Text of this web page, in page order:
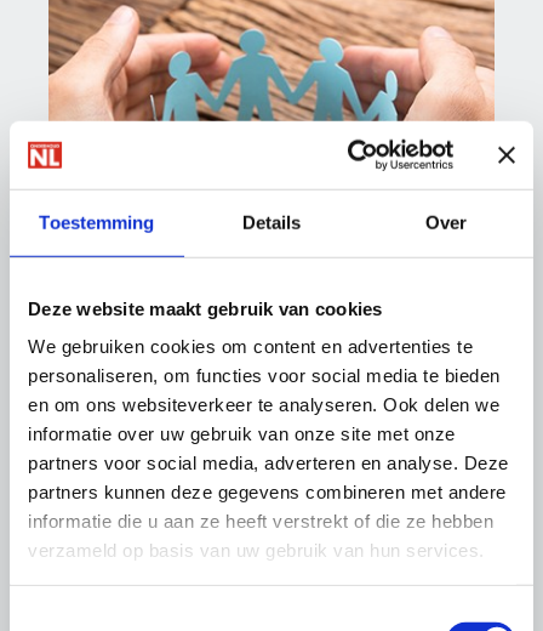
Toestemming Details Over
Deze website maakt gebruik van cookies
We gebruiken cookies om content en advertenties te
personaliseren, om functies voor social media te bieden
en om ons websiteverkeer te analyseren. Ook delen we
informatie over uw gebruik van onze site met onze
partners voor social media, adverteren en analyse. Deze
partners kunnen deze gegevens combineren met andere
informatie die u aan ze heeft verstrekt of die ze hebben
verzameld op basis van uw gebruik van hun services.